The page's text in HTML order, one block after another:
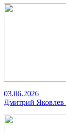
03.06.2026
Дмитрий Яковлев